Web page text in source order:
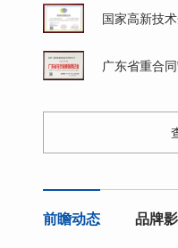
国家高新技
广东省重合
前瞻动态 品牌